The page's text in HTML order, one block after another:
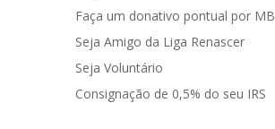
Faça um donativo pontual por MB
Seja Amigo da Liga Renascer
Seja Voluntário
Consignação de 0,5% do seu IRS